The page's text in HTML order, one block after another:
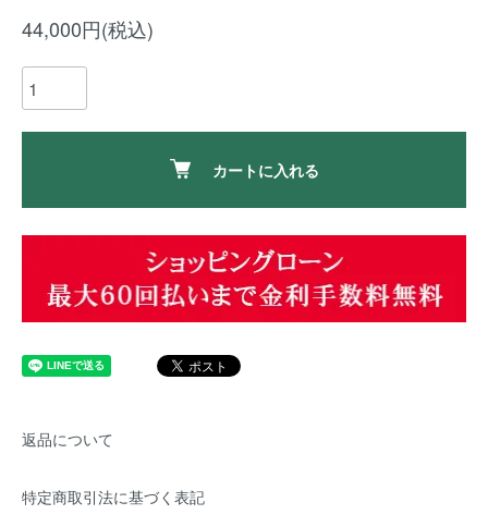
44,000円(税込)
カートに入れる
返品について
特定商取引法に基づく表記